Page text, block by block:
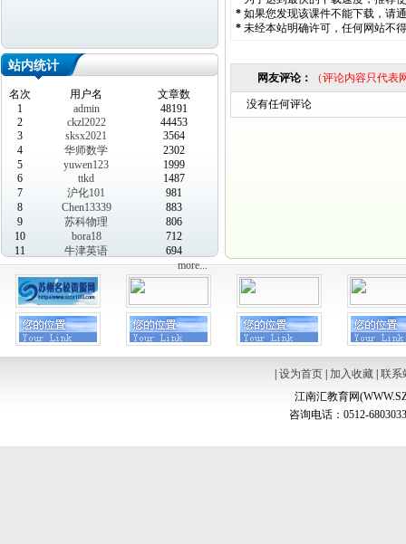
站内统计
名次 用户名
文章数
1
admin
48191
2
ckzl2022
44453
3
sksx2021
3564
4
华师数学
2302
5
yuwen123
1999
6
ttkd
1487
7
沪化101
981
8
Chen13339
883
9
苏科物理
806
10
bora18
712
11
牛津英语
694
more...
* 如果您发现该课件不能下载，请
* 未经本站明确许可，任何网站不
网友评论： （评论内容只代
没有任何评论
设为首页| 加入收藏| 联系
江南汇教育网
咨询电话：0512-